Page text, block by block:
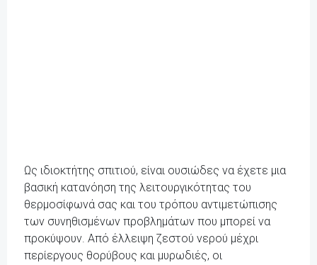
Ως ιδιοκτήτης σπιτιού, είναι ουσιώδες να έχετε μια
βασική κατανόηση της λειτουργικότητας του
θερμοσίφωνά σας και του τρόπου αντιμετώπισης
των συνηθισμένων προβλημάτων που μπορεί να
προκύψουν. Από έλλειψη ζεστού νερού μέχρι
περίεργους θορύβους και μυρωδιές, οι